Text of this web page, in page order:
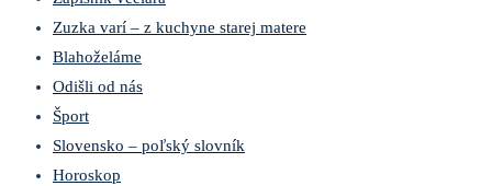
Zuzka varí – z kuchyne starej matere
Blahoželáme
Odišli od nás
Šport
Slovensko – poľský slovník
Horoskop